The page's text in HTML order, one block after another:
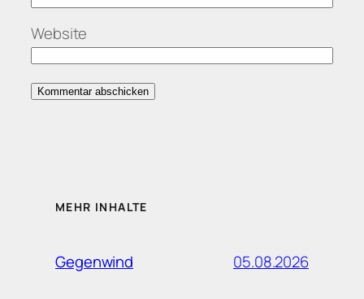
Website
MEHR INHALTE
Gegenwind 05.08.2026